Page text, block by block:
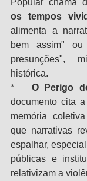
Popular chama
os tempos
alimenta a
bem assim"
presunções",
histórica.
* O Perigo
documento cita
memória
que narrativas
espalhar,
públicas e
relativizam a